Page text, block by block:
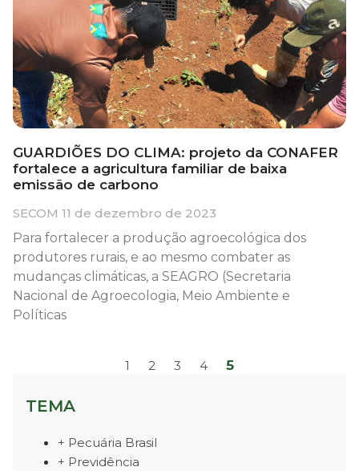
GUARDIÕES DO CLIMA: projeto da CONAFER
fortalece a agricultura familiar de baixa
emissão de carbono
SECOM 11 de dezembro de 2023
Para fortalecer a produção agroecológica dos
produtores rurais, e ao mesmo combater as
mudanças climáticas, a SEAGRO (Secretaria
Nacional de Agroecologia, Meio Ambiente e
Políticas
1 2 3 4 5
TEMA
+ Pecuária Brasil
+ Previdência